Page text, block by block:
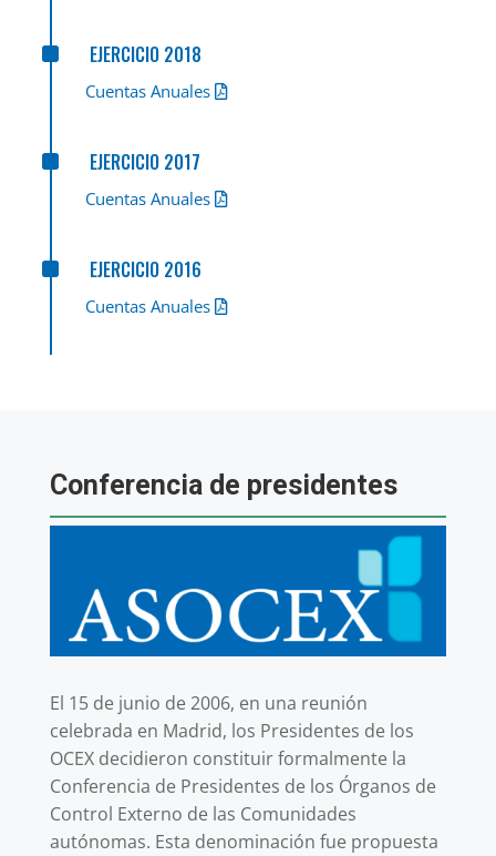
^ EJERCICIO 2018
Cuentas Anuales
^ EJERCICIO 2017
Cuentas Anuales
^ EJERCICIO 2016
Cuentas Anuales
Conferencia de presidentes
El 15 de junio de 2006, en una reunión
celebrada en Madrid, los Presidentes de los
OCEX decidieron constituir formalmente la
Conferencia de Presidentes de los Órganos de
Control Externo de las Comunidades
autónomas. Esta denominación fue propuesta